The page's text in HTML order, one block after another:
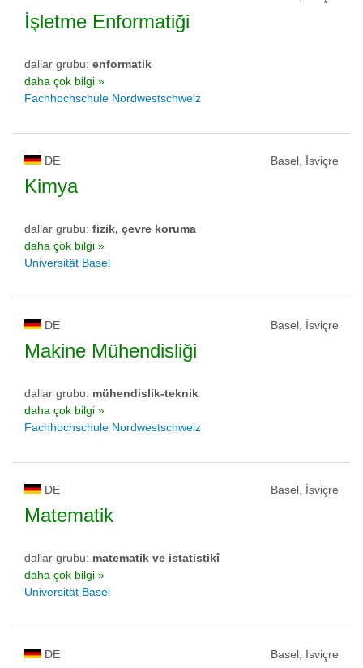
İşletme Enformatiği
dallar grubu: enformatik
daha çok bilgi »
Fachhochschule Nordwestschweiz
DE Basel, İsviçre
Kimya
dallar grubu: fizik, çevre koruma
daha çok bilgi »
Universität Basel
DE Basel, İsviçre
Makine Mühendisliği
dallar grubu: mühendislik-teknik
daha çok bilgi »
Fachhochschule Nordwestschweiz
DE Basel, İsviçre
Matematik
dallar grubu: matematik ve istatistikî
daha çok bilgi »
Universität Basel
DE Basel, İsviçre